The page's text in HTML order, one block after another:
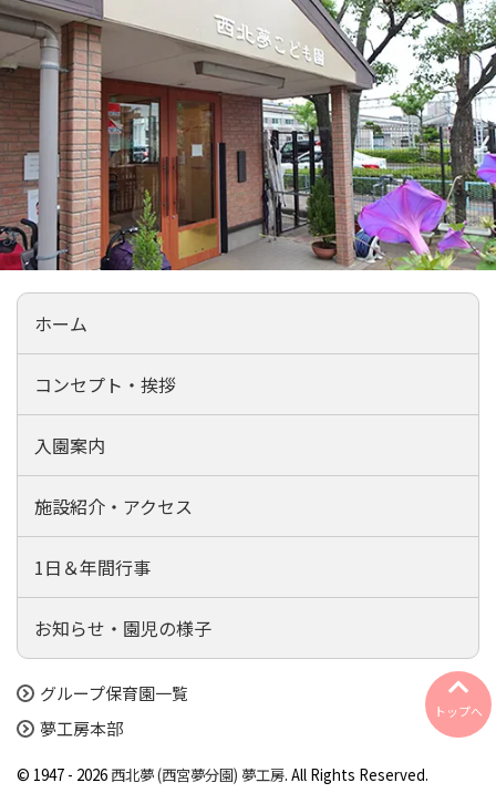
ホーム
コンセプト・挨拶
入園案内
施設紹介・アクセス
1日＆年間行事
お知らせ・園児の様子
グループ保育園一覧
夢工房本部
© 1947 - 2026 西北夢 (西宮夢分園) 夢工房. All Rights Reserved.